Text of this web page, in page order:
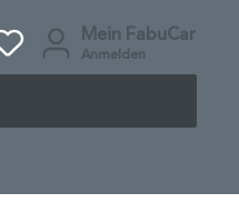
Mein FabuCar
Anmelden